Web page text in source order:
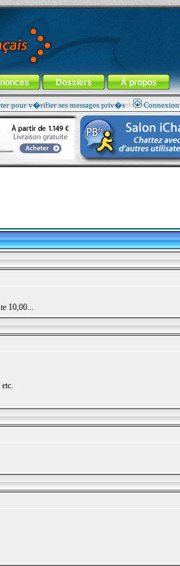
Dossiers À propos
pour v�rifier ses messages priv�s Connexion
10,00...